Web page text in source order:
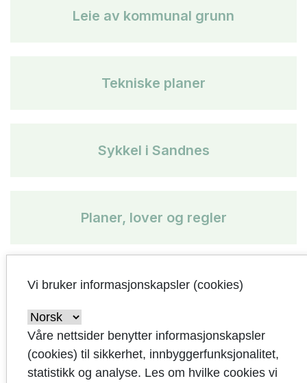
Leie av kommunal grunn
Tekniske planer
Sykkel i Sandnes
Planer, lover og regler
Parkering i Sandnes
Transport for ungdom
Vi bruker informasjonskapsler (cookies)
Våre nettsider benytter informasjonskapsler
(cookies) til sikkerhet, innbyggerfunksjonalitet,
statistikk og analyse. Les om hvilke cookies vi